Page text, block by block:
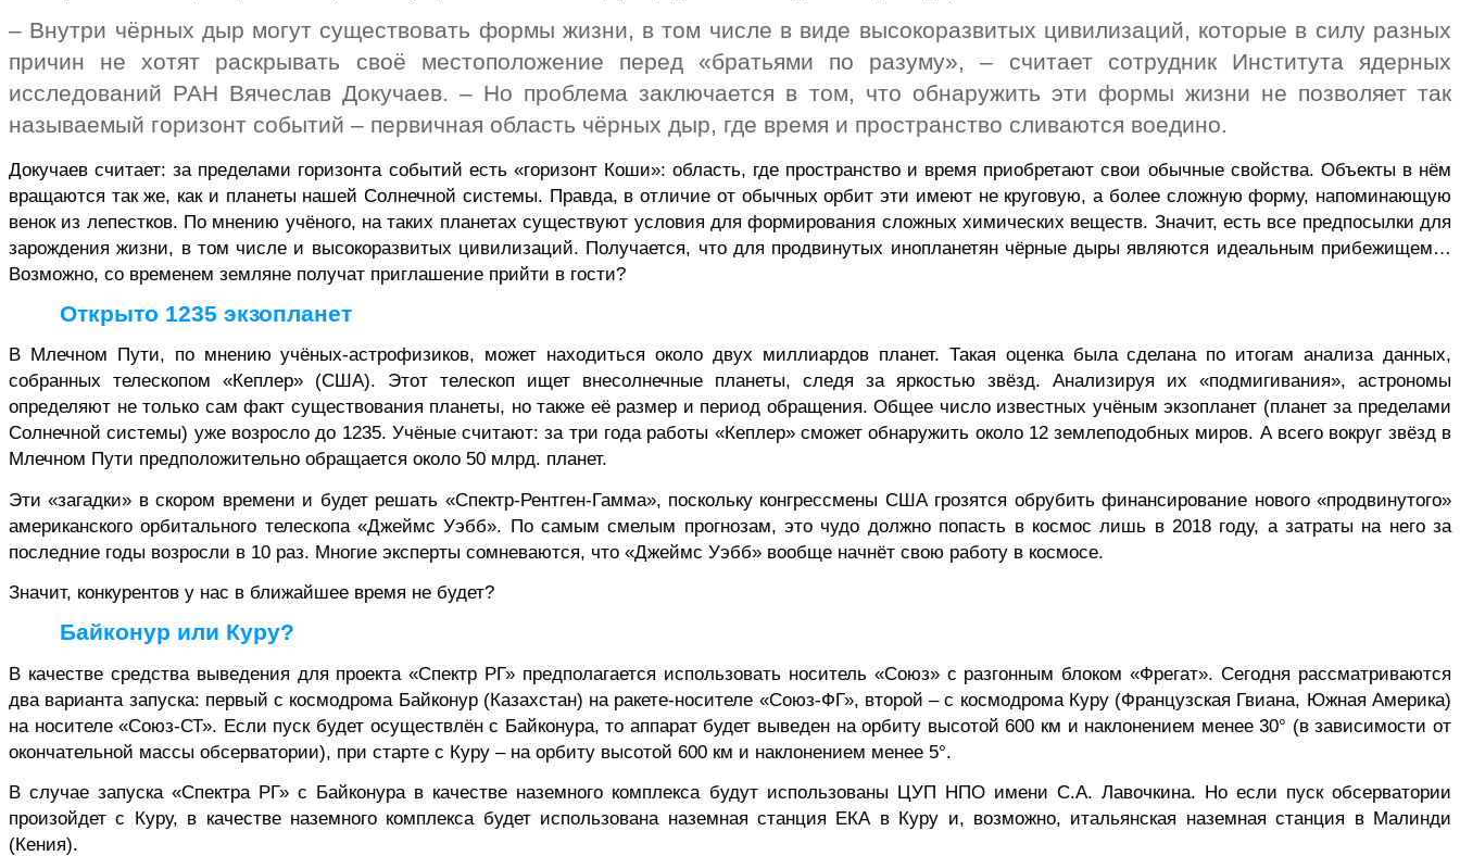
– Внутри чёрных дыр могут существовать формы жизни, в том числе в виде высокоразвитых цивилизаций, которые в силу разных
причин не хотят раскрывать своё местоположение перед «братьями по разуму», – считает сотрудник Института ядерных
исследований РАН Вячеслав Докучаев. – Но проблема заключается в том, что обнаружить эти формы жизни не позволяет так
называемый горизонт событий – первичная область чёрных дыр, где время и пространство сливаются воедино.
Докучаев считает: за пределами горизонта событий есть «горизонт Коши»: область, где пространство и время приобретают свои обычные свойства. Объекты в нём
вращаются так же, как и планеты нашей Солнечной системы. Правда, в отличие от обычных орбит эти имеют не круговую, а более сложную форму, напоминающую
венок из лепестков. По мнению учёного, на таких планетах существуют условия для формирования сложных химических веществ. Значит, есть все предпосылки для
зарождения жизни, в том числе и высокоразвитых цивилизаций. Получается, что для продвинутых инопланетян чёрные дыры являются идеальным прибежищем…
Возможно, со временем земляне получат приглашение прийти в гости?
Открыто 1235экзопланет
В Млечном Пути, по мнению учёных-астрофизиков, может находиться около двух миллиардов планет. Такая оценка была сделана по итогам анализа данных,
собранных телескопом «Кеплер» (США). Этот телескоп ищет внесолнечные планеты, следя за яркостью звёзд. Анализируя их «подмигивания», астрономы
определяют не только сам факт существования планеты, но также её размер и период обращения. Общее число известных учёнымэкзопланет (планет за пределами
Солнечной системы) уже возросло до 1235. Учёные считают: за три года работы «Кеплер» сможет обнаружить около 12землеподобных миров. А всего вокруг звёзд в
Млечном Пути предположительно обращается около 50 млрд. планет.
Эти «загадки» в скором времени и будет решать «Спектр-Рентген-Гамма», поскольку конгрессмены США грозятся обрубить финансирование нового «продвинутого»
американского орбитального телескопа «ДжеймсУэбб». По самым смелым прогнозам, это чудо должно попасть в космос лишь в 2018 году, а затраты на него за
последние годы возросли в 10 раз. Многие эксперты сомневаются, что «Джеймс Уэбб» вообще начнёт свою работу в космосе.
Значит, конкурентов у нас в ближайшее время не будет?
Байконур или Куру?
В качестве средства выведения для проекта «Спектр РГ» предполагается использовать носитель «Союз» с разгонным блоком «Фрегат». Сегодня рассматриваются
два варианта запуска: первый с космодрома Байконур (Казахстан) на ракете-носителе «Союз-ФГ», второй – с космодрома Куру (Французская Гвиана, Южная Америка)
на носителе «Союз-СТ». Если пуск будет осуществлён с Байконура, то аппарат будет выведен на орбиту высотой 600 км и наклонением менее 30° (в зависимости от
окончательной массы обсерватории), при старте с Куру – на орбиту высотой 600 км и наклонением менее 5°.
В случае запуска «Спектра РГ» с Байконура в качестве наземного комплекса будут использованы ЦУП НПО имени С.А. Лавочкина. Но если пуск обсерватории
произойдет с Куру, в качестве наземного комплекса будет использована наземная станция ЕКА в Куру и, возможно, итальянская наземная станция в Малинди
(Кения).